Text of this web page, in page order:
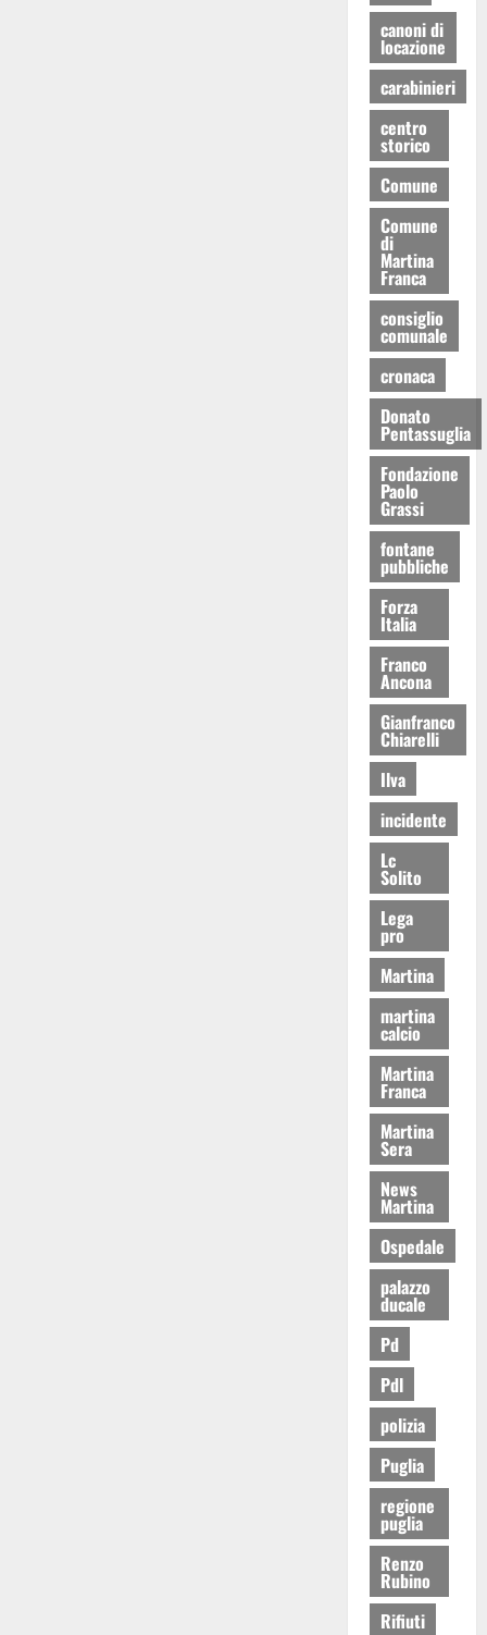
canoni di
locazione
carabinieri
centro
storico
Comune
Comune
di
Martina
Franca
consiglio
comunale
cronaca
Donato
Pentassuglia
Fondazione
Paolo
Grassi
fontane
pubbliche
Forza
Italia
Franco
Ancona
Gianfranco
Chiarelli
Ilva
incidente
Lc
Solito
Lega
pro
Martina
martina
calcio
Martina
Franca
Martina
Sera
News
Martina
Ospedale
palazzo
ducale
Pd
Pdl
polizia
Puglia
regione
puglia
Renzo
Rubino
Rifiuti